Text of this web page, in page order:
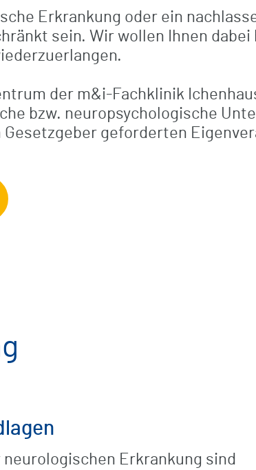
Klinik
Freizeit /
Ambulante
Erkrankung oder ein
sein. Wir wollen Ihnen
der m&i-Fachklinik
bzw. neuropsychologische
Gesetzgeber geforderten
Erkrankung sind